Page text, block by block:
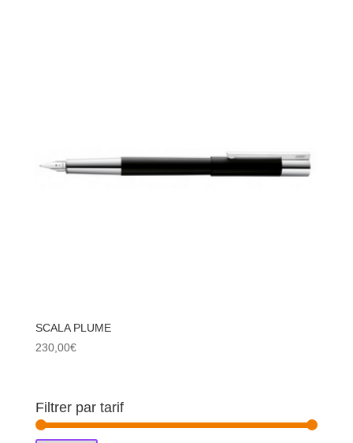
SCALA PLUME
230,00€
Filtrer par tarif